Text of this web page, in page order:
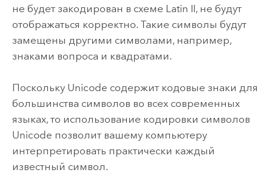
не будет закодирован в схеме Latin II, не будут
отображаться корректно. Такие символы будут
замещены другими символами, например,
знаками вопроса и квадратами.
Поскольку Unicode содержит кодовые знаки для
большинства символов во всех современных
языках, то использование кодировки символов
Unicode позволит вашему компьютеру
интерпретировать практически каждый
известный символ.